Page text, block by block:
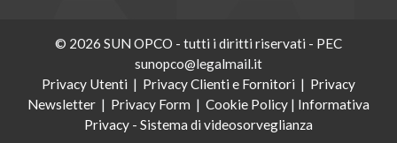
© 2026 SUN OPCO - tutti i diritti riservati - PEC
sunopco@legalmail.it
Privacy Utenti| Privacy Clienti e Fornitori| Privacy
Newsletter| Privacy Form | Cookie Policy| Informativa
Privacy - Sistema di videosorveglianza